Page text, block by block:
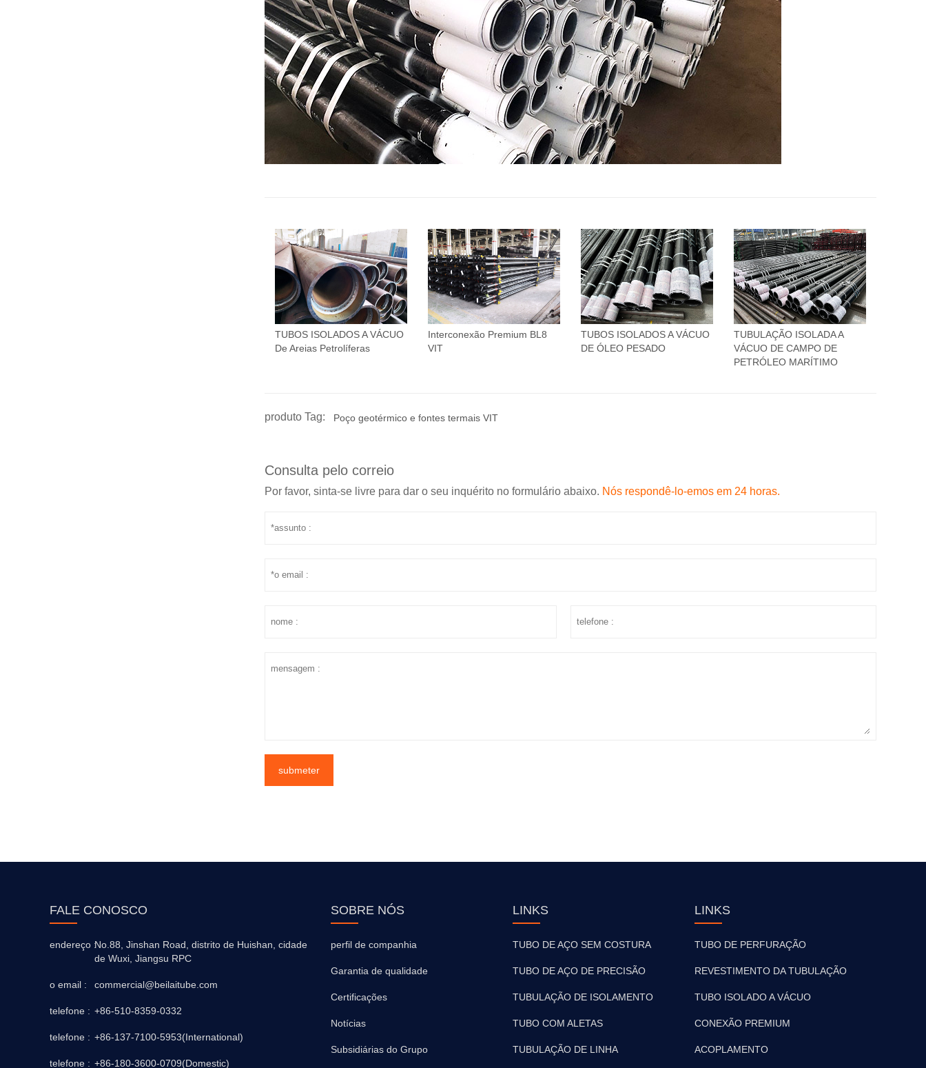
TUBOS ISOLADOS A VÁCUO
De Areias Petrolíferas
Interconexão Premium BL8
VIT
TUBOS ISOLADOS A VÁCUO
DE ÓLEO PESADO
TUBULAÇÃO ISOLADA A
VÁCUO DE CAMPO DE
PETRÓLEO MARÍTIMO
produto Tag: Poço geotérmico e fontes termais VIT
Consulta pelo correio
Por favor, sinta-se livre para dar o seu inquérito no formulário abaixo. Nós respondê-lo-emos em 24 horas.
submeter
FALE CONOSCO
endereço :No.88, Jinshan Road, distrito de Huishan, cidade
de Wuxi, Jiangsu RPC
o email : commercial@beilaitube.com
telefone : +86-510-8359-0332
telefone : +86-137-7100-5953(International)
telefone : +86-180-3600-0709(Domestic)
SOBRE NÓS
perfil de companhia
Garantia de qualidade
Certificações
Notícias
Subsidiárias do Grupo
LINKS
TUBO DE AÇO SEM COSTURA
TUBO DE AÇO DE PRECISÃO
TUBULAÇÃO DE ISOLAMENTO
TUBO COM ALETAS
TUBULAÇÃO DE LINHA
LINKS
TUBO DE PERFURAÇÃO
REVESTIMENTO DA TUBULAÇÃO
TUBO ISOLADO A VÁCUO
CONEXÃO PREMIUM
ACOPLAMENTO